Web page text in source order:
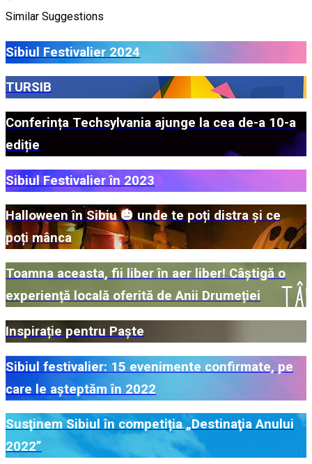
Similar Suggestions
Sibiul Festivalier 2024
TURSIB
Conferința Techsylvania ajunge la cea de-a 10-a
ediție
Sibiul Festivalier în 2023
Halloween în Sibiu 🎃 unde te poți distra și ce
poți mânca
Toamna aceasta, fii liber în aer liber! Câștigă o
experiență locală oferită de Anii Drumeției
Inspirație pentru Paște
Sibiul festivalier: 15 evenimente confirmate, pe
care le așteptăm în 2022
Susținem Sibiul în competiția „Destinaţia Anului
2022”